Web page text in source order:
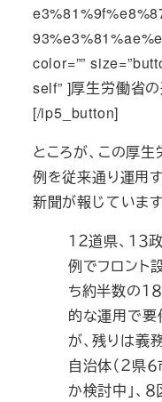
color=””
self” ]厚生労働省
[/ip5_button]
ところが、この厚
例を従来通り運用
新聞が報じています
１２道県、１
例でフロント
ち約半数の１
的な運用で要
が、残りは義
自治体（２県
か検討中」、